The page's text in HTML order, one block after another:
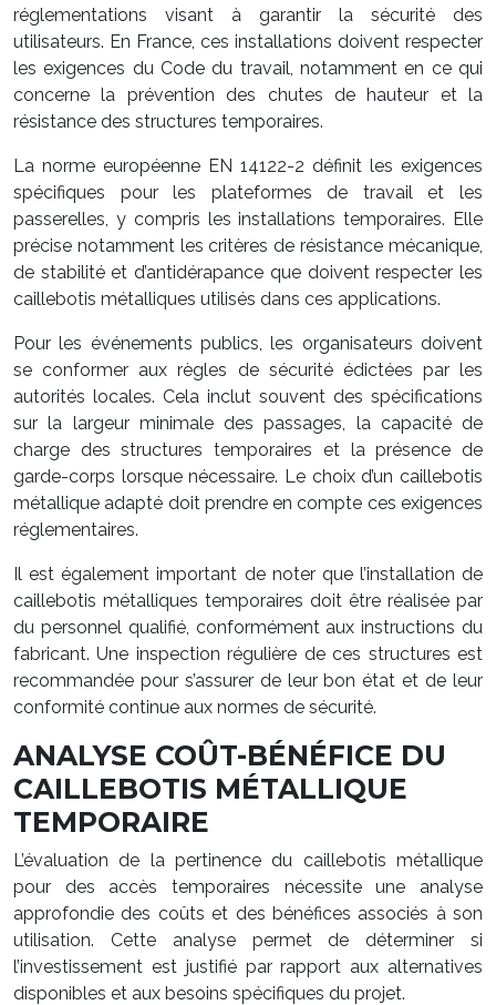
réglementations visant à garantir la sécurité des
utilisateurs. En France, ces installations doivent respecter
les exigences du Code du travail, notamment en ce qui
concerne la prévention des chutes de hauteur et la
résistance des structures temporaires.
La norme européenne EN 14122-2 définit les exigences
spécifiques pour les plateformes de travail et les
passerelles, y compris les installations temporaires. Elle
précise notamment les critères de résistance mécanique,
de stabilité et d’antidérapance que doivent respecter les
caillebotis métalliques utilisés dans ces applications.
Pour les événements publics, les organisateurs doivent
se conformer aux règles de sécurité édictées par les
autorités locales. Cela inclut souvent des spécifications
sur la largeur minimale des passages, la capacité de
charge des structures temporaires et la présence de
garde-corps lorsque nécessaire. Le choix d’un caillebotis
métallique adapté doit prendre en compte ces exigences
réglementaires.
Il est également important de noter que l’installation de
caillebotis métalliques temporaires doit être réalisée par
du personnel qualifié, conformément aux instructions du
fabricant. Une inspection régulière de ces structures est
recommandée pour s’assurer de leur bon état et de leur
conformité continue aux normes de sécurité.
ANALYSE COÛT-BÉNÉFICE DU
CAILLEBOTIS MÉTALLIQUE
TEMPORAIRE
L’évaluation de la pertinence du caillebotis métallique
pour des accès temporaires nécessite une analyse
approfondie des coûts et des bénéfices associés à son
utilisation. Cette analyse permet de déterminer si
l’investissement est justifié par rapport aux alternatives
disponibles et aux besoins spécifiques du projet.